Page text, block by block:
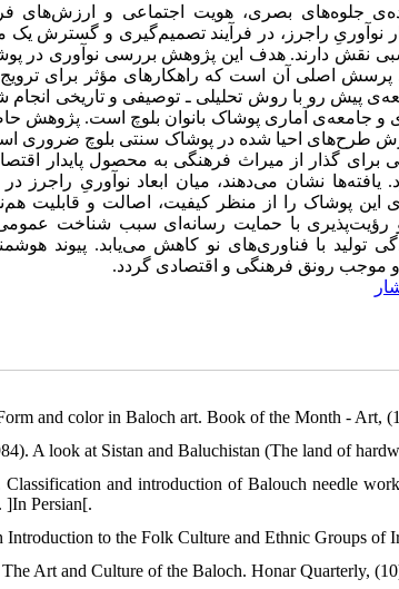
جلوه‌های بصری، هویت اجتماعی و ارزش‌های
راجرز، در فرآیند تصمیم‌گیری و گسترش یک
نقش دارند. هدف این پژوهش بررسی نوآوری در
پرسش اصلی آن است که راهکارهای مؤثر برای
پیش رو با روش تحلیلی ـ توصیفی و تاریخی انجام
و جامعه‌ی آماری پوشاک بانوان بلوچ است. پژوهش
طرح‌های احیا شده در پوشاک سنتی بلوچ ضروری
گذار از میراث فرهنگی به محصول پایدار
نشان می‌دهند، میان ابعاد نوآوریِ راجرز
این پوشاک را از منظر کیفیت، اصالت و قابلیت
رؤیت‌پذیری با حمایت رسانه‌ای سبب شناخت
با فناوری‌های نو کاهش می‌یابد. پیوند
و موجب رونق فرهنگی و اقتصادی گردد.
and color in Baloch art. Book of the Month - Art,
A look at Sistan and Baluchistan (The land of
and introduction of Balouch needle
]In Persian[.
Introduction to the Folk Culture and Ethnic Groups of
Art and Culture of the Baloch. Honar Quarterly,